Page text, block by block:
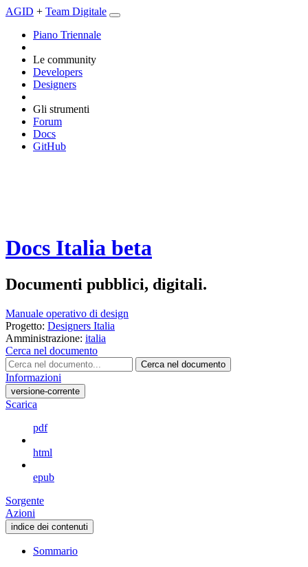
AGID + Team Digitale
Piano Triennale
Le community
Developers
Designers
Gli strumenti
Forum
Docs
GitHub
Docs Italia beta
Documenti pubblici, digitali.
Manuale operativo di design
Progetto: Designers Italia
Amministrazione: italia
Cerca nel documento
Cerca nel documento
Informazioni
versione-corrente
Scarica
pdf
html
epub
Sorgente
Azioni
indice dei contenuti
Sommario